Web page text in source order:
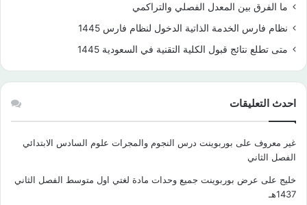
ما الفرق بين المعدل الفصلي والتراكمي
نظام فارس الخدمة الذاتية الدخول لنظام فارس 1445
متى تطلع نتائج قبول الكلية التقنية في السعودية 1445
احدث التعليقات
غير معروف على بوربوينت درس النجوم والمجرات علوم السادس الابتدائي
الفصل الثاني
خليج على عرض بوربوينت جميع وحدات مادة لغتي اول متوسط الفصل الثاني
1437هـ